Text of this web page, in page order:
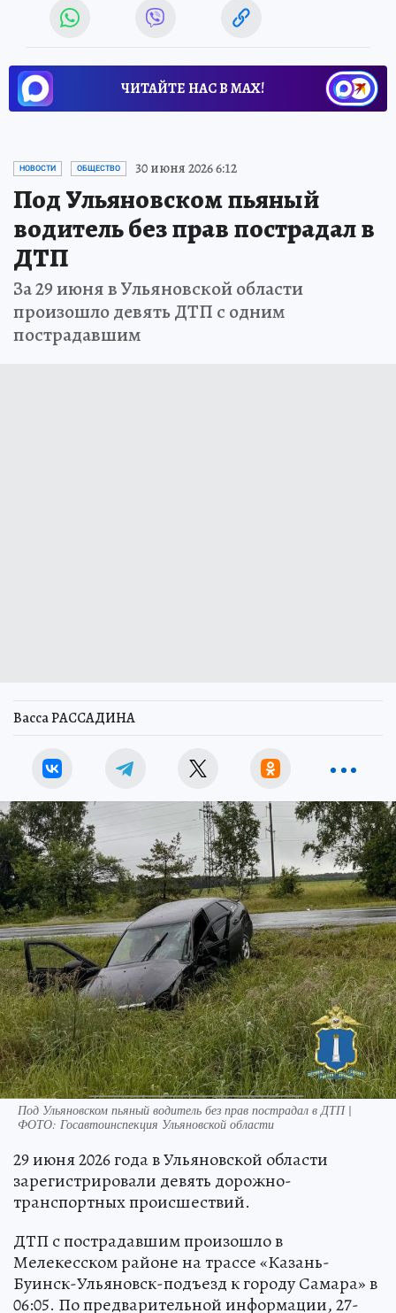
ЧИТАЙТЕ НАС В МАХ!
НОВОСТИ ОБЩЕСТВО 30 июня 2026 6:12
Под Ульяновском пьяный
водитель без прав пострадал в
ДТП
За 29 июня в Ульяновской области
произошло девять ДТП с одним
пострадавшим
Васса РАССАДИНА
Под Ульяновском пьяный водитель без прав пострадал в ДТП |
ФОТО: Госавтоинспекция Ульяновской области
29 июня 2026 года в Ульяновской области
зарегистрировали девять дорожно-
транспортных происшествий.
ДТП с пострадавшим произошло в
Мелекесском районе на трассе «Казань-
Буинск-Ульяновск-подъезд к городу Самара» в
06:05. По предварительной информации, 27-